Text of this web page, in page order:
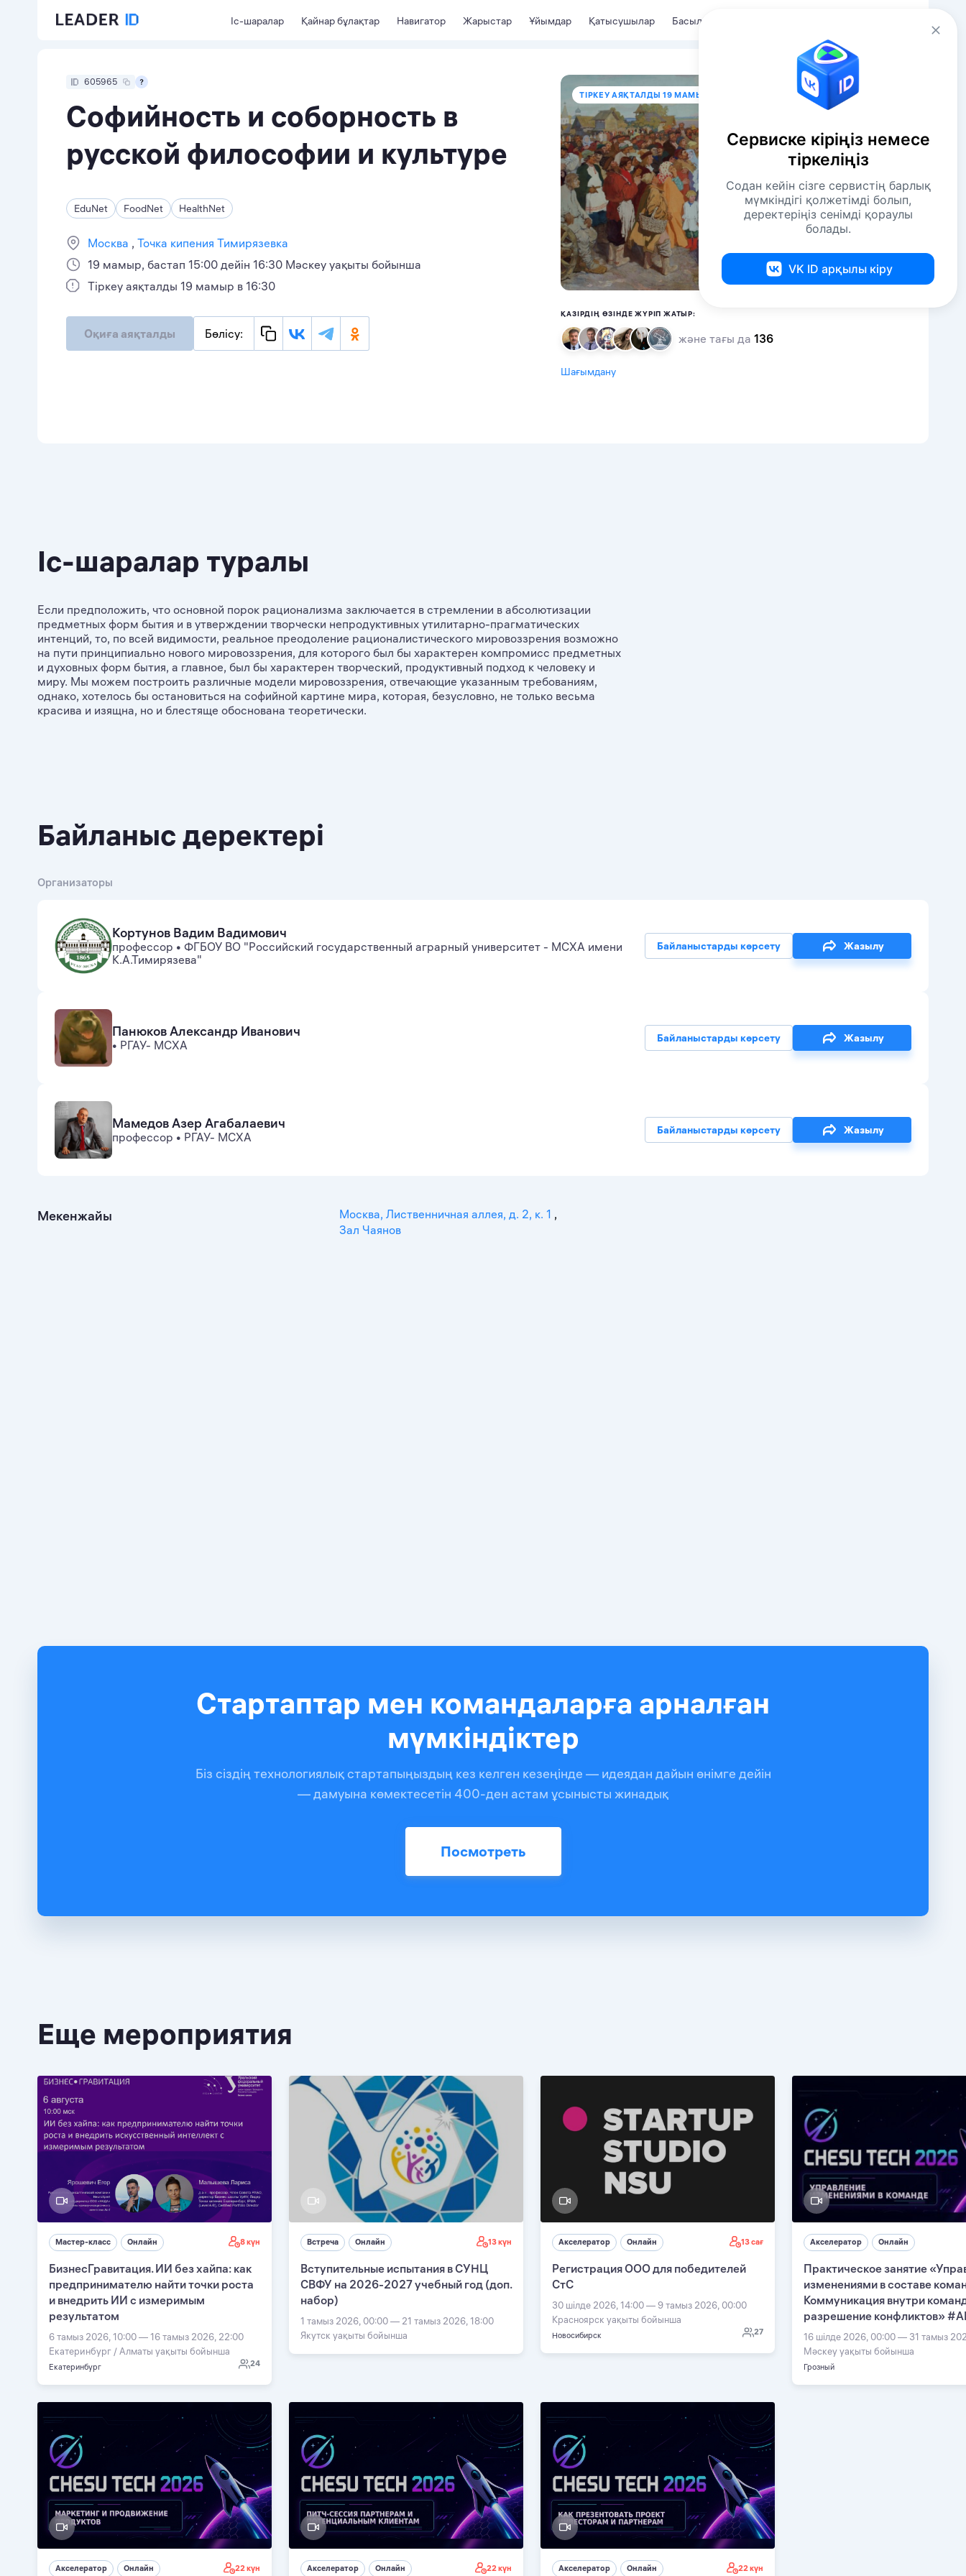
Іс-шаралар Қайнар бұлақтар Навигатор Жарыстар Ұйымдар Қатысушылар Басылымдар
605965
Софийность и соборность в
русской философии и культуре
EduNet FoodNet HealthNet
Москва
Точка кипения Тимирязевка
19 мамыр, бастап 15:00 дейін 16:30 Мәскеу уақыты бойынша
Тіркеу аяқталды 19 мамыр в 16:30
Оқиға аяқталды Бөлісу:
ТІРКЕУ АЯҚТАЛДЫ 19 МАМЫР В 16:30
ҚАЗІРДІҢ ӨЗІНДЕ ЖҮРІП ЖАТЫР:
және тағы да 136
Шағымдану
Іс-шаралар туралы
Если предположить, что основной порок рационализма заключается в стремлении в абсолютизации
предметных форм бытия и в утверждении творчески непродуктивных утилитарно-праг­ма­ти­чес­ких
интенций, то, по всей видимости, реальное преодоление рационалистического мировоззрения возможно
на пути принципиально нового мировоззрения, для которого был бы характерен компромисс предметных
и духовных форм бытия, а главное, был бы характерен творческий, продуктивный подход к человеку и
миру. Мы можем построить различные модели мировоззрения, отвечающие указанным требованиям,
однако, хотелось бы остановиться на софийной картине мира, которая, безусловно, не только весьма
красива и изящна, но и блестяще обоснована теоретически.
Байланыс деректері
Организаторы
Кортунов Вадим Вадимович
профессор • ФГБОУ ВО "Российский государственный аграрный университет - МСХА имени
К.А.Тимирязева"
Байланыстарды көрсету Жазылу
Панюков Александр Иванович
• РГАУ- МСХА Байланыстарды көрсету Жазылу
Мамедов Азер Агабалаевич
профессор • РГАУ- МСХА Байланыстарды көрсету Жазылу
Мекенжайы Москва, Лиственничная аллея, д. 2, к. 1 ,
Зал Чаянов
Стартаптар мен командаларға арналған
мүмкіндіктер
Біз сіздің технологиялық стартапыңыздың кез келген кезеңінде — идеядан дайын өнімге дейін
— дамуына көмектесетін 400-ден астам ұсынысты жинадық
Посмотреть
Еще мероприятия
Мастер-класс Онлайн 8 күн
БизнесГравитация. ИИ без хайпа: как
предпринимателю найти точки роста
и внедрить ИИ с измеримым
результатом
6 тамыз 2026, 10:00 — 16 тамыз 2026, 22:00
Екатеринбург / Алматы уақыты бойынша
Екатеринбург 24
Встреча Онлайн 13 күн
Вступительные испытания в СУНЦ
СВФУ на 2026-2027 учебный год (доп.
набор)
1 тамыз 2026, 00:00 — 21 тамыз 2026, 18:00
Якутск уақыты бойынша
Акселератор Онлайн 13 сағ
Регистрация ООО для победителей
СтС
30 шілде 2026, 14:00 — 9 тамыз 2026, 00:00
Красноярск уақыты бойынша
Новосибирск 27
Акселератор Онлайн
Практическое занятие
изменениями в составе
Коммуникация внутри
разрешение конфликтов»
16 шілде 2026, 00:00 — 31 тамыз
Мәскеу уақыты бойынша
Грозный
Акселератор Онлайн 22 күн Акселератор Онлайн 22 күн Акселератор Онлайн 22 күн
Сервиске кіріңіз немесе
тіркеліңіз
Содан кейін сізге сервистің барлық
мүмкіндігі қолжетімді болып,
деректеріңіз сенімді қораулы
болады.
VK ID арқылы кіру